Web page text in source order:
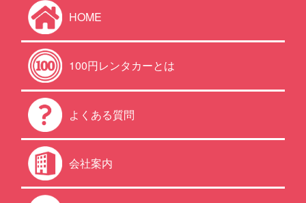
HOME
100円レンタカーとは
よくある質問
会社案内